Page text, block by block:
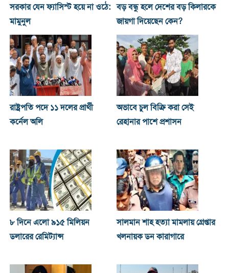
সরকার যেন ফ্যাসিস্ট হয়ে না ওঠে:
মামুনুল
বড় বন্ধু হলে দেশের বড় কিলারকে
জায়গা দিয়েছেন কেন?
রাষ্ট্রপতি পদে ১১ দলের প্রার্থী
কর্নেল অলি
অভাবে চুল বিক্রি করা সেই
রেহানার পাশে প্রশাসন
৮ দিনে এলো ৯১৫ মিলিয়ন
ডলারের রেমিট্যান্স
সালমান শাহ হত্যা মামলায় গ্রেপ্তার
খলনায়ক ডন কারাগারে